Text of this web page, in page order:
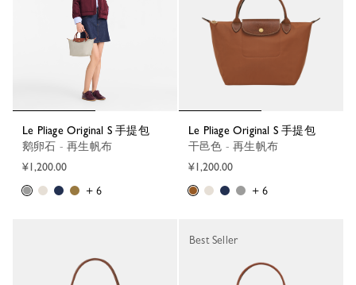
Le Pliage Original S 手提包
鹅卵石 - 再生帆布
¥1,200.00
+ 6
Le Pliage Original S 手提包
干邑色 - 再生帆布
¥1,200.00
+ 6
Best Seller